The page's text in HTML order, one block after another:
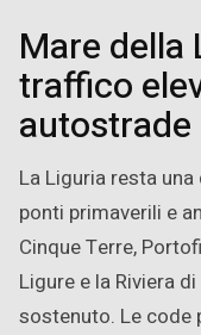
Mare della
traffico
autostrade
La Liguria resta
ponti primaverili e
Cinque Terre,
Ligure e la Riviera
sostenuto. Le code